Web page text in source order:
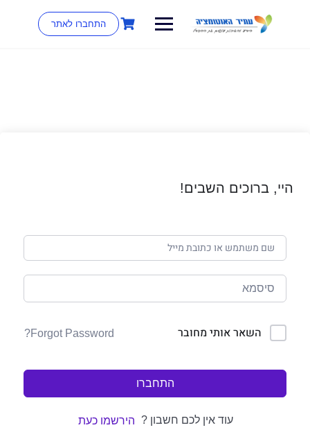
התחברו לאתר
היי, ברוכים השבים!
השאר אותי מחובר Forgot Password?
התחברו
עוד אין לכם חשבון ? הירשמו כעת